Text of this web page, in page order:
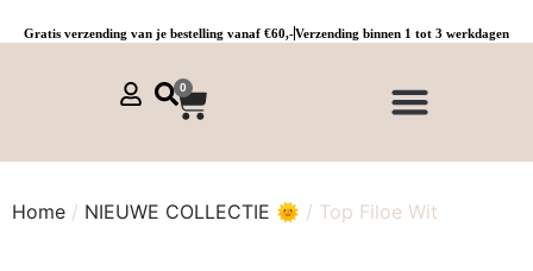
Gratis verzending van je bestelling vanaf €60,-Verzending binnen 1 tot 3 werkdagen
0
Home / NIEUWE COLLECTIE 🌞 / Top Filoe Wit